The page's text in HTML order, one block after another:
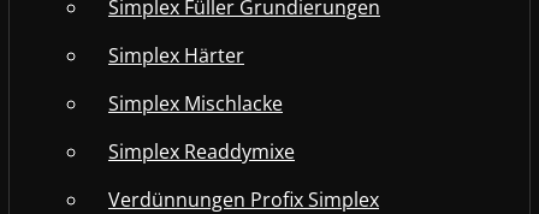
Simplex Füller Grundierungen
Simplex Härter
Simplex Mischlacke
Simplex Readdymixe
Verdünnungen Profix Simplex